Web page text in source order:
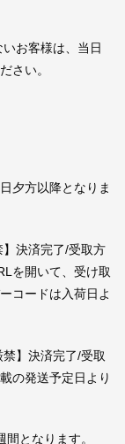
お客様は、当日
さい。
夕方以降となりま
決済完了/受取方
を開いて、受け取
コードは入荷日よ
】決済完了/受取
の発送予定日より
となります。